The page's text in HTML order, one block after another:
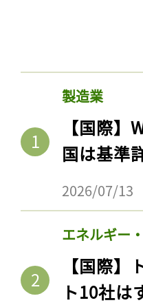
製造業
【国際
国は基準
2026/07/13
エネルギー
【国際
ト10社は